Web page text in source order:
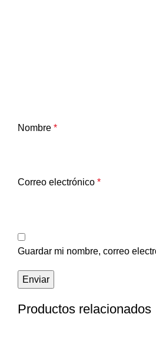
Nombre *
Correo electrónico *
Guardar mi nombre, correo
Productos relacionados